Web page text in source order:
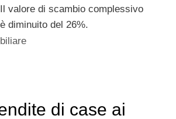
valore di scambio complessivo
diminuito del 26%.
di case ai